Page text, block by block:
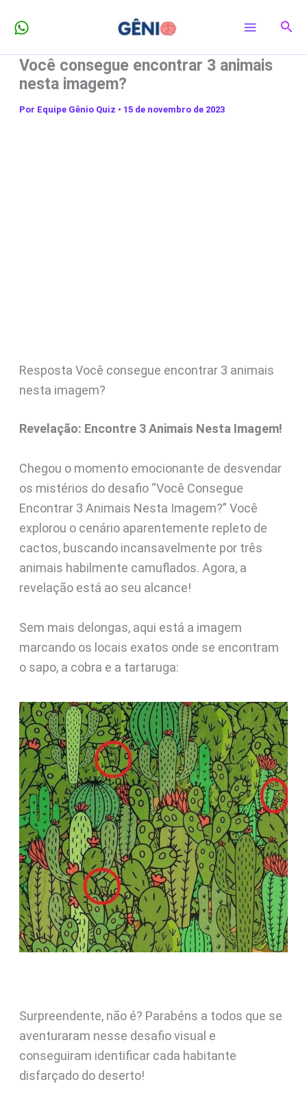
para
conteúdo
Você consegue encontrar 3 animais
nesta imagem?
Por Equipe Gênio Quiz • 15 de novembro de 2023
Resposta Você consegue encontrar 3 animais
nesta imagem?
Revelação: Encontre 3 Animais Nesta Imagem!
Chegou o momento emocionante de desvendar
os mistérios do desafio “Você Consegue
Encontrar 3 Animais Nesta Imagem?” Você
explorou o cenário aparentemente repleto de
cactos, buscando incansavelmente por três
animais habilmente camuflados. Agora, a
revelação está ao seu alcance!
Sem mais delongas, aqui está a imagem
marcando os locais exatos onde se encontram
o sapo, a cobra e a tartaruga:
Surpreendente, não é? Parabéns a todos que se
aventuraram nesse desafio visual e
conseguiram identificar cada habitante
disfarçado do deserto!